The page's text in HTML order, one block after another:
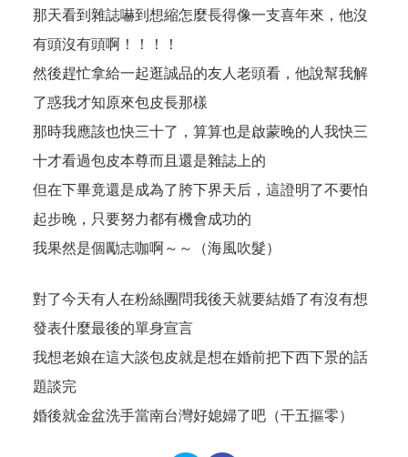
那天看到雜誌嚇到想縮怎麼長得像一支喜年來，他沒
有頭沒有頭啊！！！！
然後趕忙拿給一起逛誠品的友人老頭看，他說幫我解
了惑我才知原來包皮長那樣
那時我應該也快三十了，算算也是啟蒙晚的人我快三
十才看過包皮本尊而且還是雜誌上的
但在下畢竟還是成為了胯下界天后，這證明了不要怕
起步晚，只要努力都有機會成功的
我果然是個勵志咖啊～～（海風吹髮）
對了今天有人在粉絲團問我後天就要結婚了有沒有想
發表什麼最後的單身宣言
我想老娘在這大談包皮就是想在婚前把下西下景的話
題談完
婚後就金盆洗手當南台灣好媳婦了吧（干五摳零）